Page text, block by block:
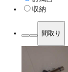
収納
間取り